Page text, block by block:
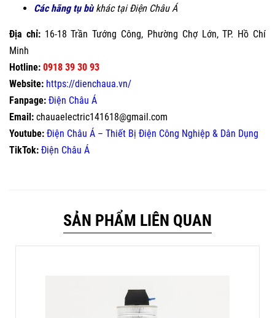
Các hãng tụ bùkhác tại Điện Châu Á
Địa chỉ:16-18 Trần Tướng Công, Phường Chợ Lớn, TP. Hồ Chí
Minh
Hotline: 0918 39 30 93
Website: https://dienchaua.vn/
Fanpage: Điện Châu Á
Email: chauaelectric141618@gmail.com
Youtube: Điện Châu Á – Thiết Bị Điện Công Nghiệp & Dân Dụng
TikTok: Điện Châu Á
SẢN PHẨM LIÊN QUAN